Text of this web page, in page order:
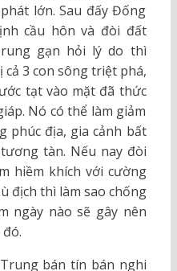
lớn. Sau đấy Đống
cầu hôn và đòi đất
gạn hỏi lý do thì
3 con sông triệt phá,
tạt vào mặt đã thức
Nó có thể làm giảm
phúc địa, gia cảnh bất
tàn. Nếu nay đòi
hiềm khích với cường
địch thì làm sao chống
ngày nào sẽ gây nên
bán tín bán nghi